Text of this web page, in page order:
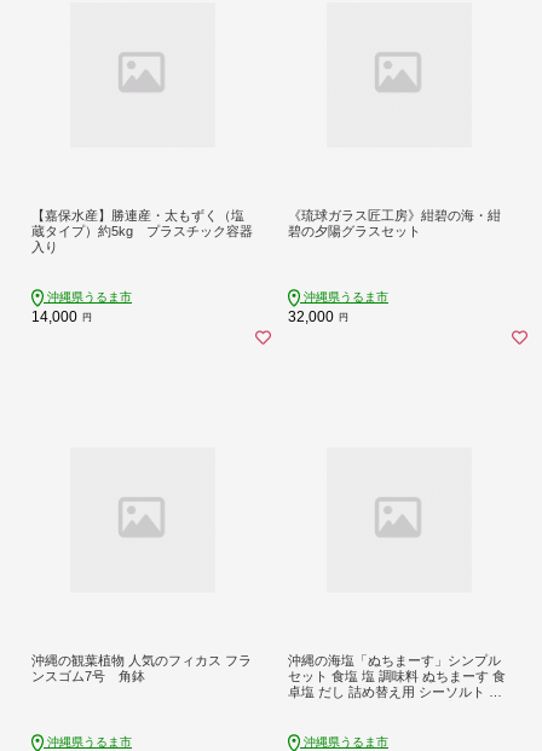
【嘉保水産】勝連産・太もずく（塩
蔵タイプ）約5kg プラスチック容器
入り
沖縄県うるま市
14,000 円
《琉球ガラス匠工房》紺碧の海・紺
碧の夕陽グラスセット
沖縄県うるま市
32,000 円
沖縄の観葉植物 人気のフィカス フラ
ンスゴム7号 角鉢
沖縄県うるま市
沖縄の海塩「ぬちまーす」シンプル
セット 食塩 塩 調味料 ぬちまーす 食
卓塩 だし 詰め替え用 シーソルト 人
沖縄県うるま市